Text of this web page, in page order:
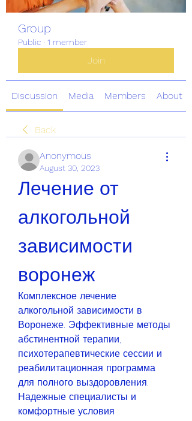
Group
Public · 1 member
Join
Discussion Media Members About
Back
Anonymous
August 30, 2023
Лечение от
алкогольной
зависимости
воронеж
Комплексное лечение
алкогольной зависимости в
Воронеже. Эффективные методы
абстинентной терапии,
психотерапевтические сессии и
реабилитационная программа
для полного выздоровления.
Надежные специалисты и
комфортные условия